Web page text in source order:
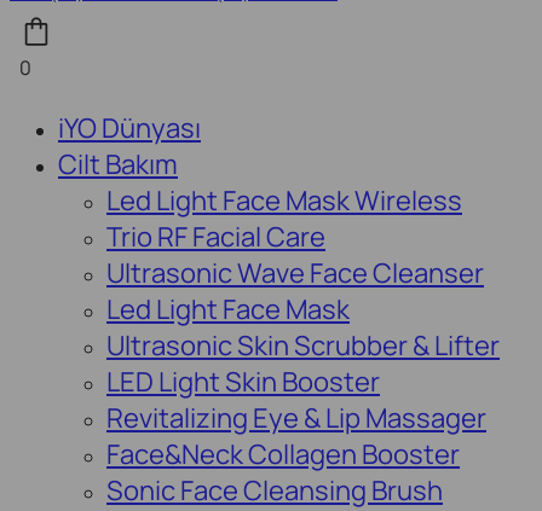
0
iYO Dünyası
Cilt Bakım
Led Light Face Mask Wireless
Trio RF Facial Care
Ultrasonic Wave Face Cleanser
Led Light Face Mask
Ultrasonic Skin Scrubber & Lifter
LED Light Skin Booster
Revitalizing Eye & Lip Massager
Face&Neck Collagen Booster
Sonic Face Cleansing Brush